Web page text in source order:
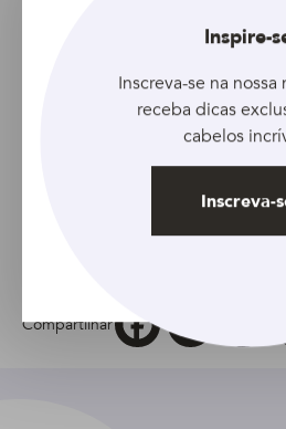
Evite lavar os cabelos
Prefira produtos neutros se
Não prenda os cabelos
Tenha uma alimentação
Evite usar fontes de calor
Compartilhar
Inspire-
Inscreva-se na
receba dicas
cabelos
Inscreva-